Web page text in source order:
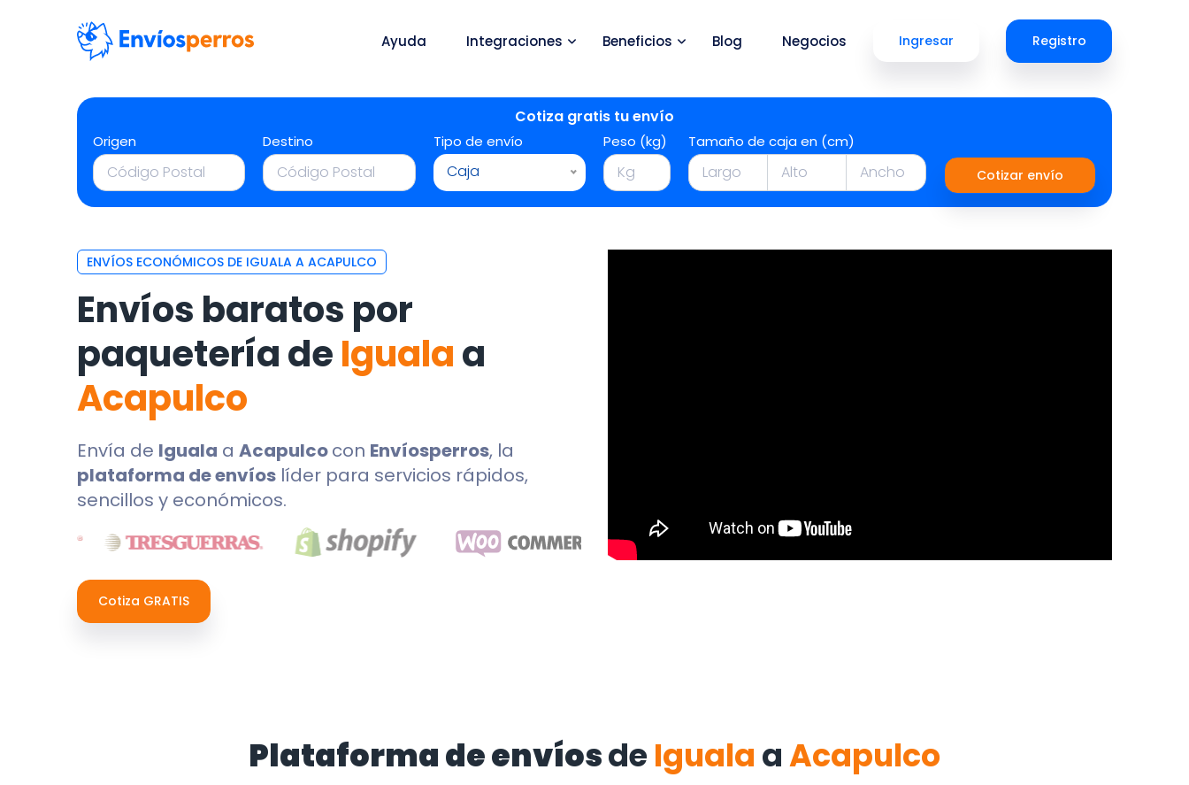
Ayuda Integraciones Beneficios Blog Negocios Ingresar Registro
Cotiza gratis tu envío
Origen Destino Tipo de envío
Caja
Peso (kg) Tamaño de caja en (cm)
Cotizar envío
ENVÍOS ECONÓMICOS DE IGUALA A ACAPULCO
Envíos baratos por
paquetería deIgualaa
Acapulco
Envía de Iguala a Acapulcocon Envíosperros, la
plataforma de envíos líder para servicios rápidos,
sencillos y económicos.
Cotiza GRATIS
Plataforma de envíosde Iguala aAcapulco